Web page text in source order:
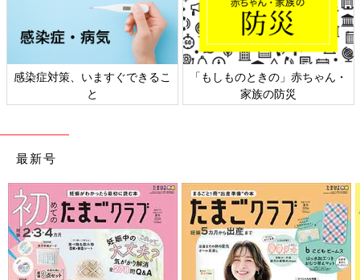
※治験：薬の使用を国で認めてもらうために候補となる薬を人に
投与して、有効性・安全性を評価するデータを集めること
成育医療研究センターの小児用製剤ラボの研究が生
日本の子どもの薬の開発を進めるには、国が本格的に取り組む必
けるために、成育医療研究センターでは2015年に、小児用製剤
ラボを創設しました。
「小児用製剤ラボで製造した治験薬を用いて、当センターあるい
はその他の医療機関を含めた施設の協力を得て治験を行い、臨床
感染症対策、いますぐできるこ
と
「もしものときの」赤ちゃん・
家族の防災
最新号